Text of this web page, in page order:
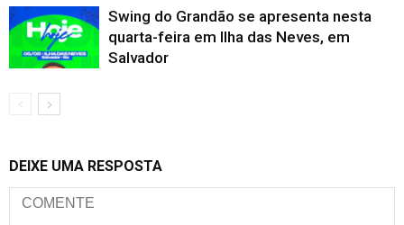
Swing do Grandão se apresenta nesta
quarta-feira em Ilha das Neves, em
Salvador
DEIXE UMA RESPOSTA